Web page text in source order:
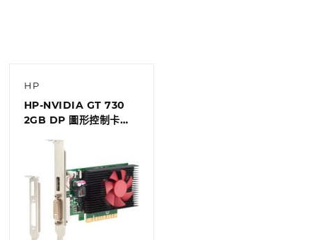
HP
HP-NVIDIA GT 730
2GB DP 圖形控制卡